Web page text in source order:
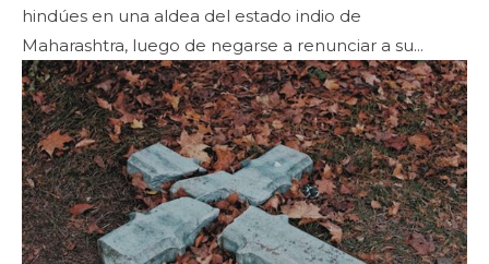
hindúes en una aldea del estado indio de
Maharashtra, luego de negarse a renunciar a su...